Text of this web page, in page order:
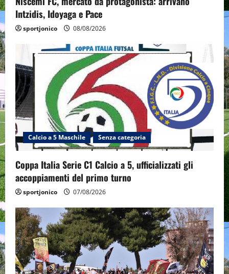
Intzidis, Idoyaga e Pace
sportjonico 08/08/2026
Calcio a 5 Maschile Senza categoria
Coppa Italia Serie C1 Calcio a 5, ufficializzati gli
accoppiamenti del primo turno
sportjonico 07/08/2026